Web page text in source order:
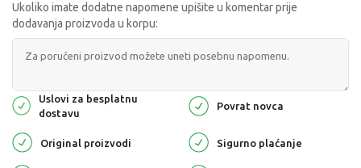
Ukoliko imate dodatne napomene upišite u komentar prije
dodavanja proizvoda u korpu:
Uslovi za besplatnu
dostavu
Povrat novca
Original proizvodi Sigurno plaćanje